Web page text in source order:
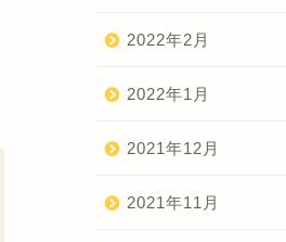
2022年2月
2022年1月
2021年12月
2021年11月